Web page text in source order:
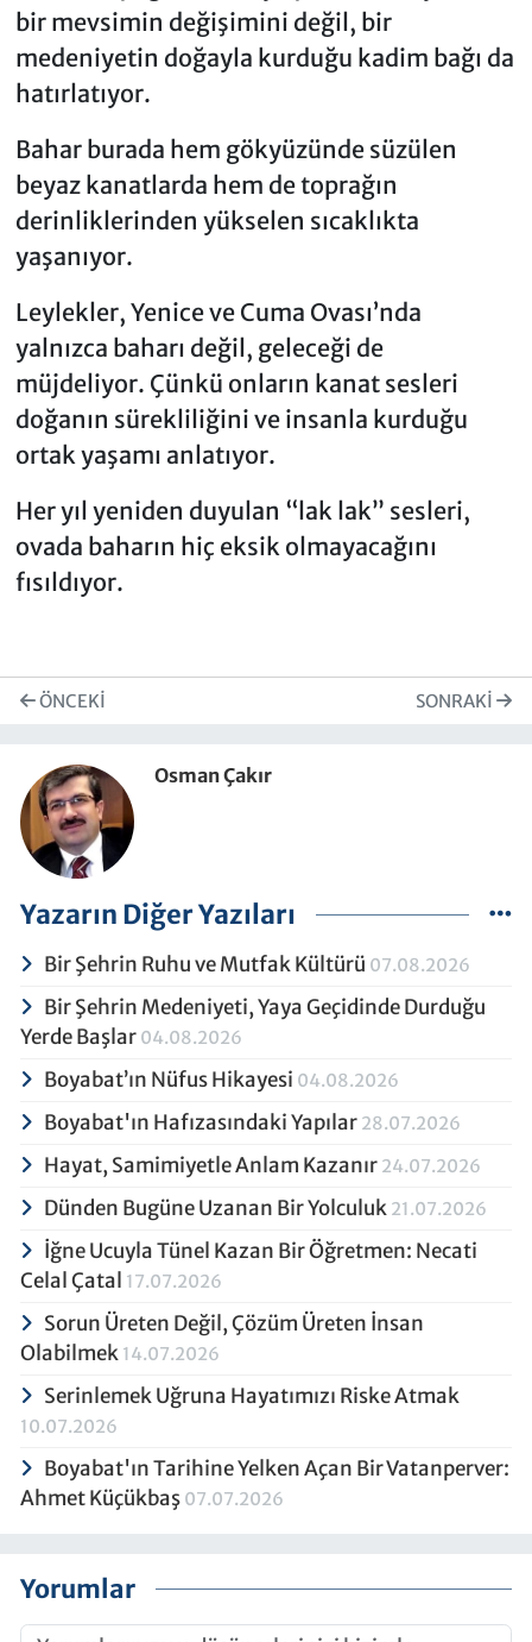
bir mevsimin değişimini değil, bir
medeniyetin doğayla kurduğu kadim bağı da
hatırlatıyor.
Bahar burada hem gökyüzünde süzülen
beyaz kanatlarda hem de toprağın
derinliklerinden yükselen sıcaklıkta
yaşanıyor.
Leylekler, Yenice ve Cuma Ovası’nda
yalnızca baharı değil, geleceği de
müjdeliyor. Çünkü onların kanat sesleri
doğanın sürekliliğini ve insanla kurduğu
ortak yaşamı anlatıyor.
Her yıl yeniden duyulan “lak lak” sesleri,
ovada baharın hiç eksik olmayacağını
fısıldıyor.
ÖNCEKI SONRAKI
Osman Çakır
Yazarın Diğer Yazıları
Bir Şehrin Ruhu ve Mutfak Kültürü 07.08.2026
Bir Şehrin Medeniyeti, Yaya Geçidinde Durduğu
Yerde Başlar 04.08.2026
Boyabat’ın Nüfus Hikayesi 04.08.2026
Boyabat'ın Hafızasındaki Yapılar 28.07.2026
Hayat, Samimiyetle Anlam Kazanır 24.07.2026
Dünden Bugüne Uzanan Bir Yolculuk 21.07.2026
İğne Ucuyla Tünel Kazan Bir Öğretmen: Necati
Celal Çatal 17.07.2026
Sorun Üreten Değil, Çözüm Üreten İnsan
Olabilmek 14.07.2026
Serinlemek Uğruna Hayatımızı Riske Atmak
10.07.2026
Boyabat'ın Tarihine Yelken Açan Bir Vatanperver:
Ahmet Küçükbaş 07.07.2026
Yorumlar